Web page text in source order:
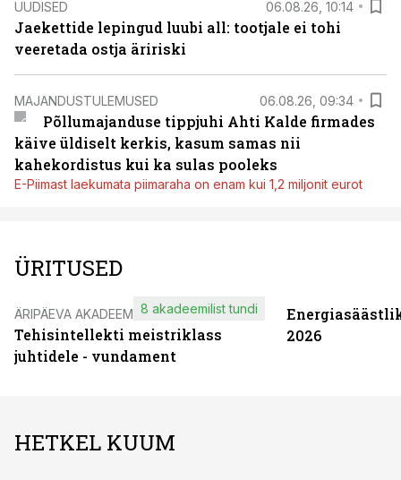
UUDISED 06.08.26, 10:14
Jaekettide lepingud luubi all: tootjale ei tohi
veeretada ostja äririski
MAJANDUSTULEMUSED 06.08.26, 09:34
Põllumajanduse tippjuhi Ahti Kalde firmades
käive üldiselt kerkis, kasum samas nii
kahekordistus kui ka sulas pooleks
E-Piimast laekumata piimaraha on enam kui 1,2 miljonit eurot
ÜRITUSED
ÄRIPÄEVA AKADEEMIA
Tehisintellekti meistriklass
juhtidele - vundament
8 akadeemilist tundi
2026
HETKEL KUUM